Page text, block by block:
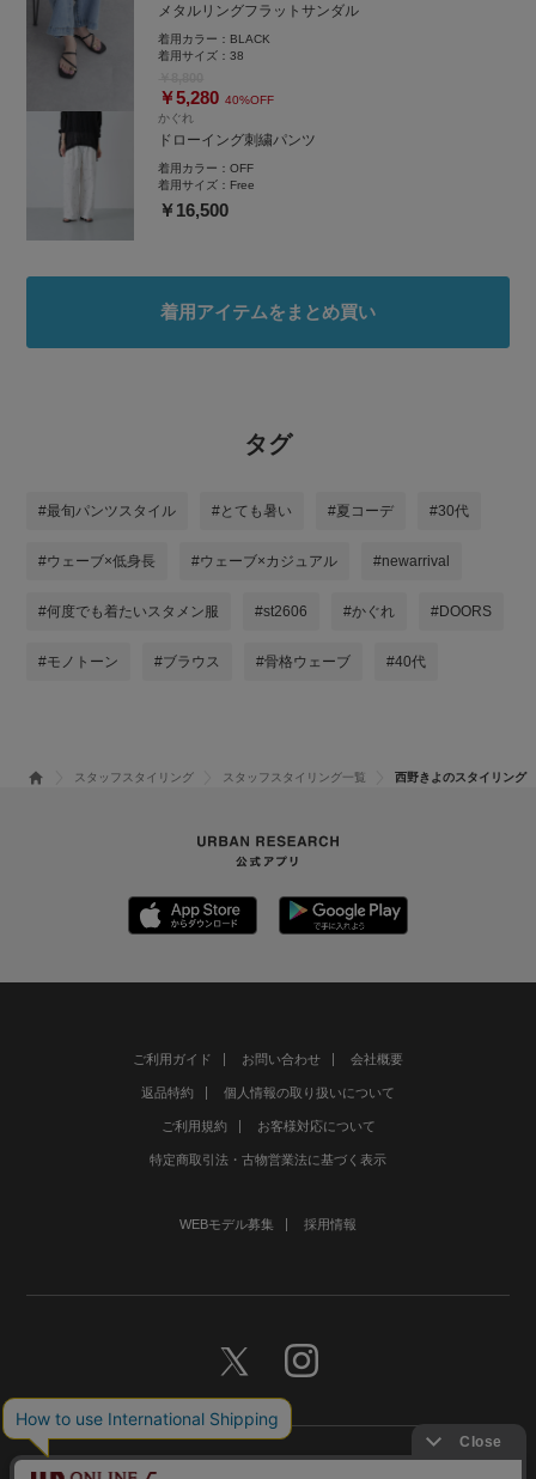
メタルリングフラットサンダル
着用カラー： BLACK
着用サイズ：38
￥5,280 40%OFF
かぐれ
ドローイング刺繍パンツ
着用カラー：OFF
着用サイズ： Free
￥16,500
着用アイテムをまとめ買い
タグ
#最旬パンツスタイル #とても暑い #夏コーデ #30代
#ウェーブ×低身長 #ウェーブ×カジュアル #newarrival
#何度でも着たいスタメン服 #st2606 #かぐれ #DOORS
#モノトーン #ブラウス #骨格ウェーブ #40代
スタッフスタイリング スタッフスタイリング一覧 西野きよのスタイリング
ご利用ガイド お問い合わせ 会社概要
返品特約 個人情報の取り扱いについて
ご利用規約 お客様対応について
特定商取引法・古物営業法に基づく表示
WEBモデル募集 採用情報